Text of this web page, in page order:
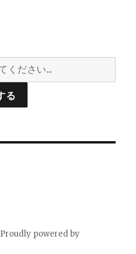
Proudly powered by